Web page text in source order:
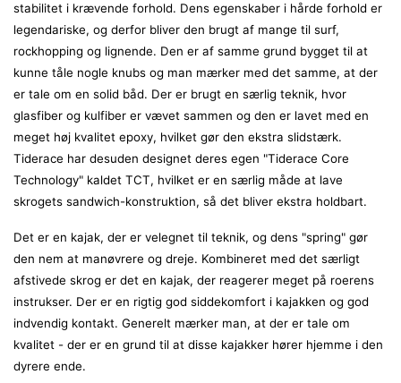
stabilitet i krævende forhold. Dens egenskaber i hårde forhold er
legendariske, og derfor bliver den brugt af mange til surf,
rockhopping og lignende. Den er af samme grund bygget til at
kunne tåle nogle knubs og man mærker med det samme, at der
er tale om en solid båd. Der er brugt en særlig teknik, hvor
glasfiber og kulfiber er vævet sammen og den er lavet med en
meget høj kvalitet epoxy, hvilket gør den ekstra slidstærk.
Tiderace har desuden designet deres egen "Tiderace Core
Technology" kaldet TCT, hvilket er en særlig måde at lave
skrogets sandwich-konstruktion, så det bliver ekstra holdbart.
Det er en kajak, der er velegnet til teknik, og dens "spring" gør
den nem at manøvrere og dreje. Kombineret med det særligt
afstivede skrog er det en kajak, der reagerer meget på roerens
instrukser. Der er en rigtig god siddekomfort i kajakken og god
indvendig kontakt. Generelt mærker man, at der er tale om
kvalitet - der er en grund til at disse kajakker hører hjemme i den
dyrere ende.